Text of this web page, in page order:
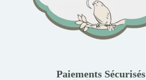
Paiements Sécurisés